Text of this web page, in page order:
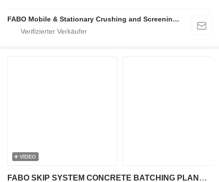
FABO Mobile & Stationary Crushing and Screening Plants | Concrete Batching Plants Manufacturer
VIDEO
FABO SKIP SYSTEM CONCRETE BATCHING PLANT | 60m3/h Capacity STOCK